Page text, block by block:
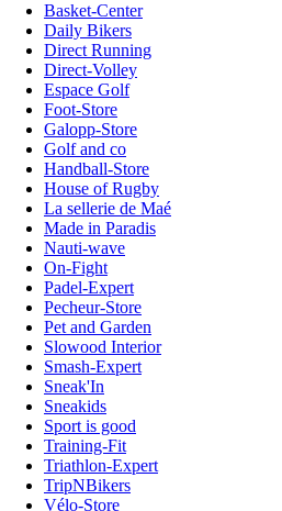
Basket-Center
Daily Bikers
Direct Running
Direct-Volley
Espace Golf
Foot-Store
Galopp-Store
Golf and co
Handball-Store
House of Rugby
La sellerie de Maé
Made in Paradis
Nauti-wave
On-Fight
Padel-Expert
Pecheur-Store
Pet and Garden
Slowood Interior
Smash-Expert
Sneak'In
Sneakids
Sport is good
Training-Fit
Triathlon-Expert
TripNBikers
Vélo-Store